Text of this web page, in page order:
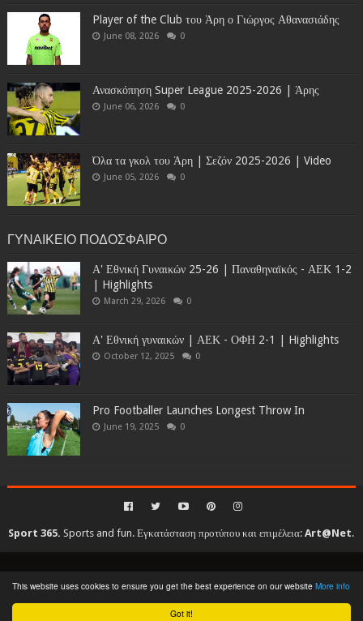
Got it!
This website uses cookies to ensure you get the best experience on our website More info
Player of the Club του Άρη ο Γιώργος Αθανασιάδης
June 08, 2026 0
Ανασκόπηση Super League 2025-2026 | Άρης
June 06, 2026 0
Όλα τα γκολ του Άρη | Σεζόν 2025-2026 | Video
June 05, 2026 0
ΓΥΝΑΙΚΕΙΟ ΠΟΔΟΣΦΑΙΡΟ
Α' Εθνική Γυναικών 25-26 | Παναθηναϊκός - ΑΕΚ 1-2
| Highlights
March 29, 2026 0
Α' Εθνική γυναικών | ΑΕΚ - ΟΦΗ 2-1 | Highlights
October 12, 2025 0
Pro Footballer Launches Longest Throw In
June 19, 2025 0
Sport 365. Sports and fun. Εγκατάσταση προτύπου και επιμέλεια:Art@Net.